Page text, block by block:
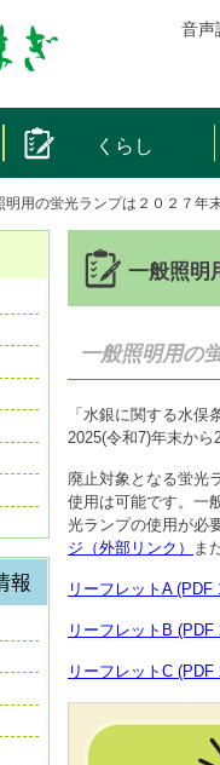
音声
くらし
明用の蛍光ランプは２０２７年
一般照明
一般照明用の
「水銀に関する水
2025(令和7)年末から
廃止対象となる蛍光
使用は可能です。一
光ランプの使用が必
ジ（外部リンク）
ま
リーフレットA (PDF
リーフレットB (PDF
リーフレットC (PDF
報